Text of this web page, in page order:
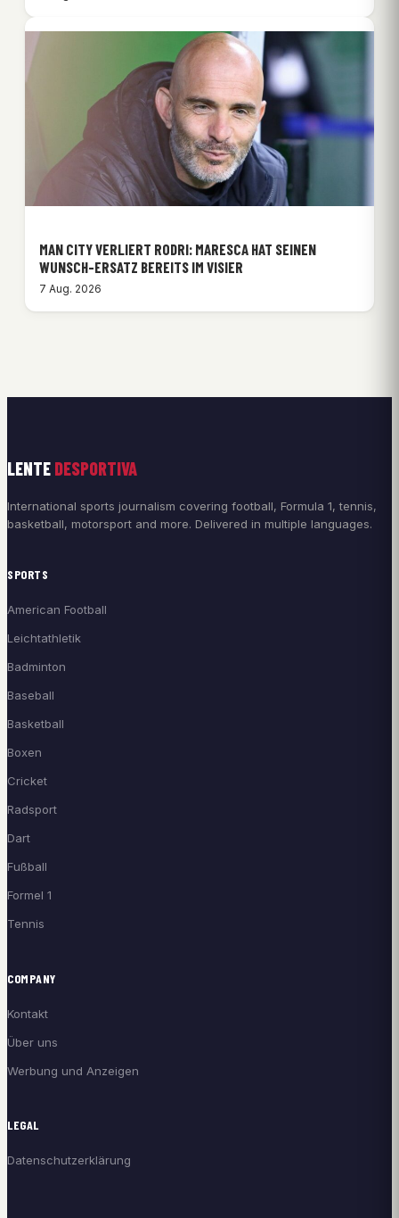
MAN CITY VERLIERT RODRI: MARESCA HAT SEINEN
WUNSCH-ERSATZ BEREITS IM VISIER
7 Aug. 2026
LENTE DESPORTIVA
International sports journalism covering football, Formula 1, tennis,
basketball, motorsport and more. Delivered in multiple languages.
SPORTS
American Football
Leichtathletik
Badminton
Baseball
Basketball
Boxen
Cricket
Radsport
Dart
Fußball
Formel 1
Tennis
COMPANY
Kontakt
Über uns
Werbung und Anzeigen
LEGAL
Datenschutzerklärung